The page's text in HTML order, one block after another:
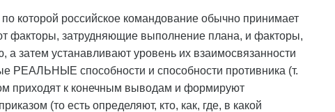
которой российское командование обычно принимает
факторы, затрудняющие выполнение плана, и факторы,
затем устанавливают уровень их взаимосвязанности
РЕАЛЬНЫЕ способности и способности противника (т.
приходят к конечным выводам и формируют
(то есть определяют, кто, как, где, в какой